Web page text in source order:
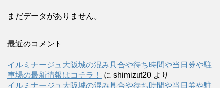
まだデータがありません。
最近のコメント
イルミナージュ大阪城の混み具合や待ち時間や当日券や駐
車場の最新情報はコチラ！
に shimizut20 より
イルミナージュ大阪城の混み具合や待ち時間や当日券や駐